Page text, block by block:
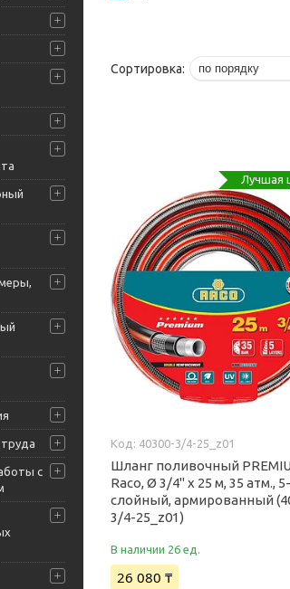
с
Лучшая
40300-3/4-25_z01
Шланг поливочный
Raco, Ø 3/4" x 25 м, 35 атм.,
слойный, армированный
3/4-25_z01)
В наличии 26 ед.
26 080 ₸